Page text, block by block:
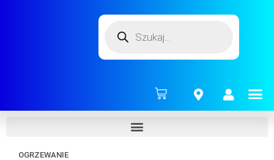
OGRZEWANIE